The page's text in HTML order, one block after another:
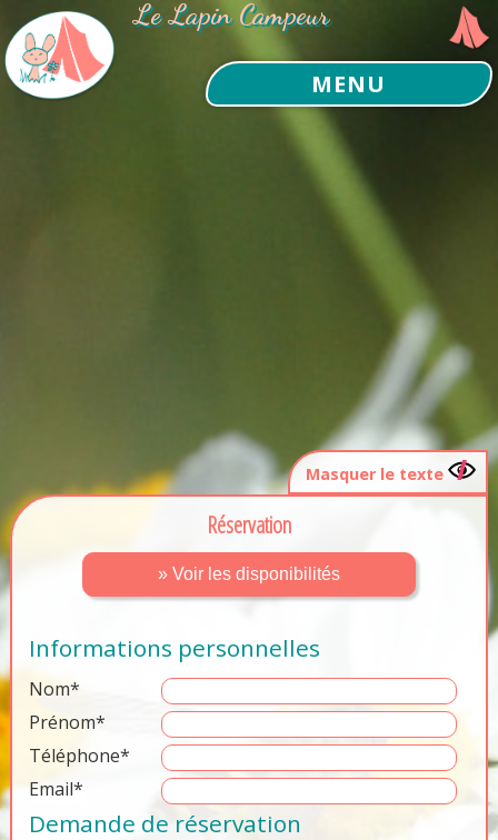
Le Lapin Campeur
MENU
Masquer le texte
Réservation
» Voir les disponibilités
Informations personnelles
Nom*
Prénom*
Téléphone*
Email*
Demande de réservation